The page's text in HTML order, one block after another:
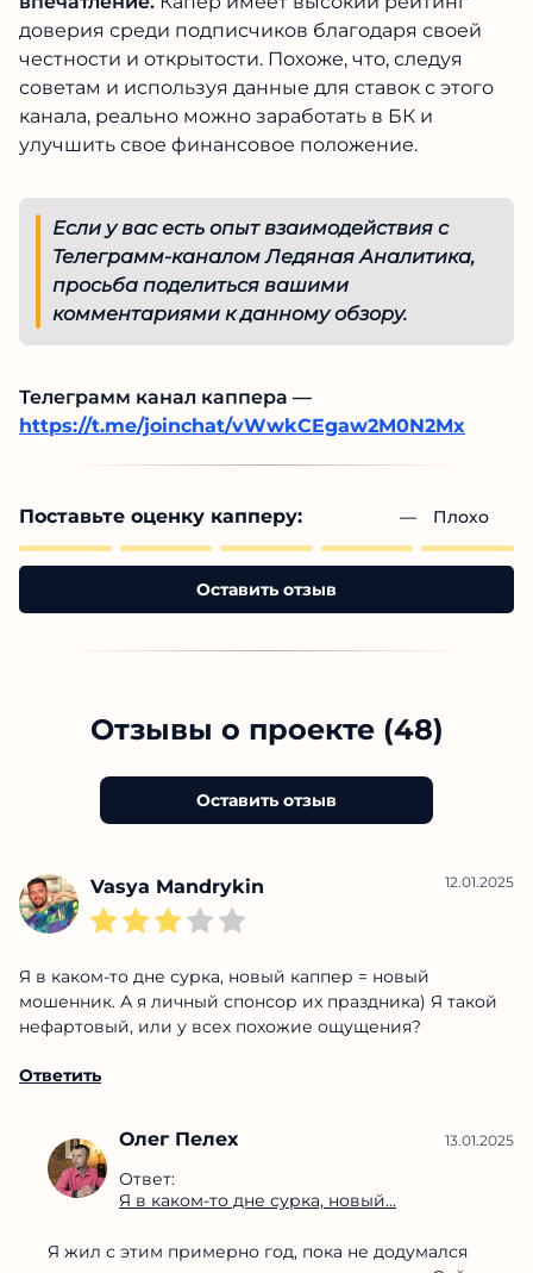
игры на дистанции.
Итоги обзора
Проверка Телеграм-канала Ледяная
инсайдерских прогнозах для хоккейных
матчей, показывает, что проект не
занимается мошенничеством и производит
положительное впечатление.Капер имеет
высокий рейтинг доверия среди подписчиков
благодаря своей честности и открытости.
данные для ставок с этого канала, реально
можно заработать в БК и улучшить свое
финансовое положение.
Если у вас есть опыт взаимодействия с
просьба поделиться вашими
Телеграмм канал каппера —
https://t.me/joinchat/vWwkCEgaw2M0N2Mx
Оставить отзыв
Vasya Mandrykin